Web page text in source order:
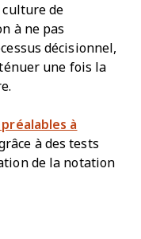
culture de
à ne pas
décisionnel,
une fois la
à
à des tests
de la notation